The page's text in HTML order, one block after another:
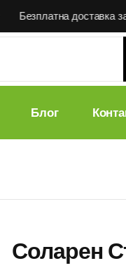
доставка за
Блог
Соларен